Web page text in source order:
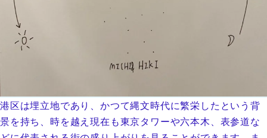
港区は埋立地であり、かつて縄文時代に繁栄したという背
景を持ち、時を越え現在も東京タワーや六本木、表参道な